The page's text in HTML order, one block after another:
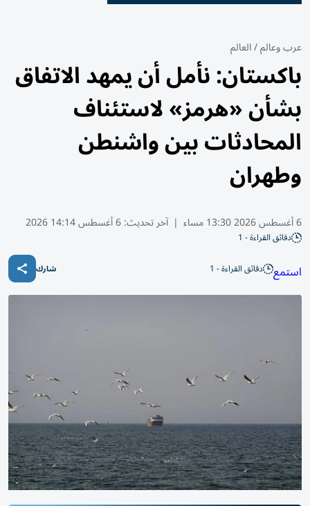
عرب وعالم/العالم
باكستان: نأمل أن يمهد الاتفاق
بشأن «هرمز» لاستئناف
المحادثات بين واشنطن
وطهران
6 أغسطس 2026 13:30 مساء | آخر تحديث:6 أغسطس 14:14 2026
دقائق القراءة - 1
استمع دقائق القراءة - 1 شارك